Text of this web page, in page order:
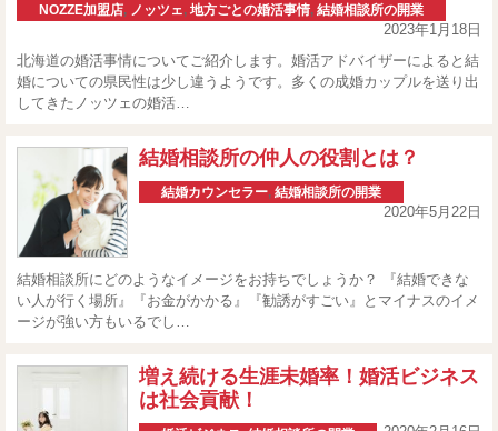
NOZZE加盟店, ノッツェ, 地方ごとの婚活事情, 結婚相談所の開業
2023年1月18日
北海道の婚活事情についてご紹介します。婚活アドバイザーによると結
婚についての県民性は少し違うようです。多くの成婚カップルを送り出
してきたノッツェの婚活…
結婚相談所の仲人の役割とは？
結婚カウンセラー, 結婚相談所の開業
2020年5月22日
結婚相談所にどのようなイメージをお持ちでしょうか？ 『結婚できな
い人が行く場所』『お金がかかる』『勧誘がすごい』とマイナスのイメ
ージが強い方もいるでし…
増え続ける生涯未婚率！婚活ビジネス
は社会貢献！